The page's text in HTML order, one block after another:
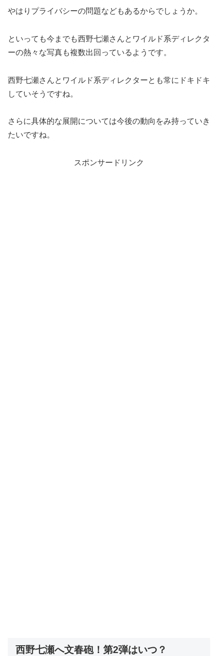
やはりプライバシーの問題などもあるからでしょうか。
といっても今までも西野七瀬さんとワイルド系ディレクタ
ーの熱々な写真も複数出回っているようです。
西野七瀬さんとワイルド系ディレクターとも常にドキドキ
していそうですね。
さらに具体的な展開については今後の動向をみ持っていき
たいですね。
スポンサードリンク
西野七瀬へ文春砲！第2弾はいつ？